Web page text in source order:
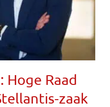
Hoge Raad
zaak